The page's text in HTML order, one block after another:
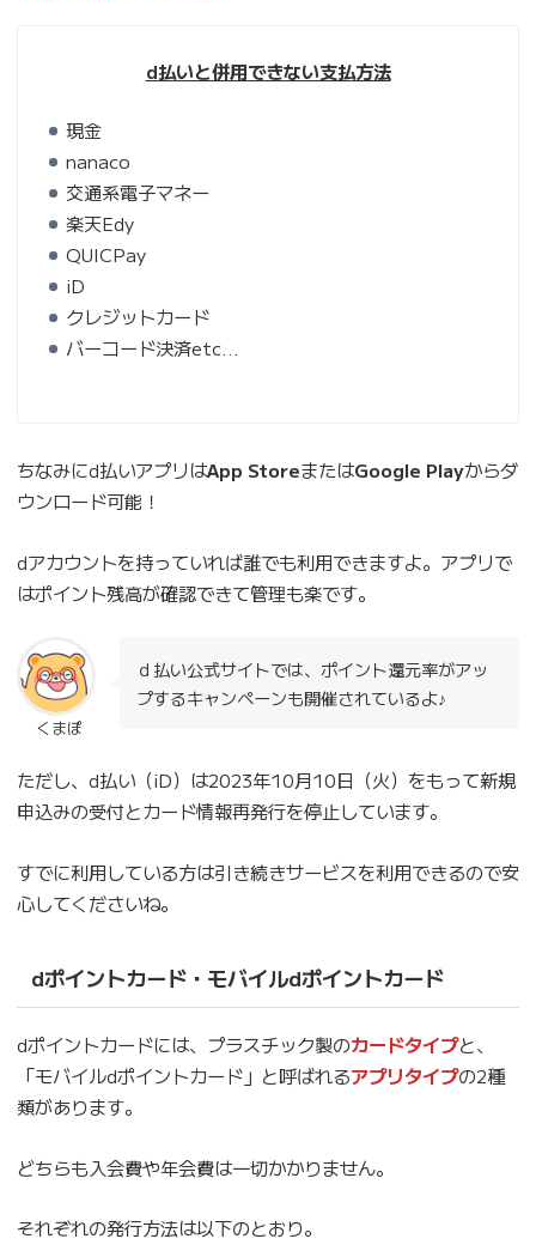
d払いと併用できない支払方法
現金
nanaco
交通系電子マネー
楽天Edy
QUICPay
iD
クレジットカード
バーコード決済etc…
ちなみにd払いアプリはApp StoreまたはGoogle Playからダ
ウンロード可能！
dアカウントを持っていれば誰でも利用できますよ。アプリで
はポイント残高が確認できて管理も楽です。
くまぽ
ｄ払い公式サイトでは、ポイント還元率がアッ
プするキャンペーンも開催されているよ♪
ただし、d払い（iD）は2023年10月10日（火）をもって新規
申込みの受付とカード情報再発行を停止しています。
すでに利用している方は引き続きサービスを利用できるので安
心してくださいね。
dポイントカード・モバイルdポイントカード
dポイントカードには、プラスチック製のカードタイプと、
「モバイルdポイントカード」と呼ばれるアプリタイプの2種
類があります。
どちらも入会費や年会費は一切かかりません。
それぞれの発行方法は以下のとおり。